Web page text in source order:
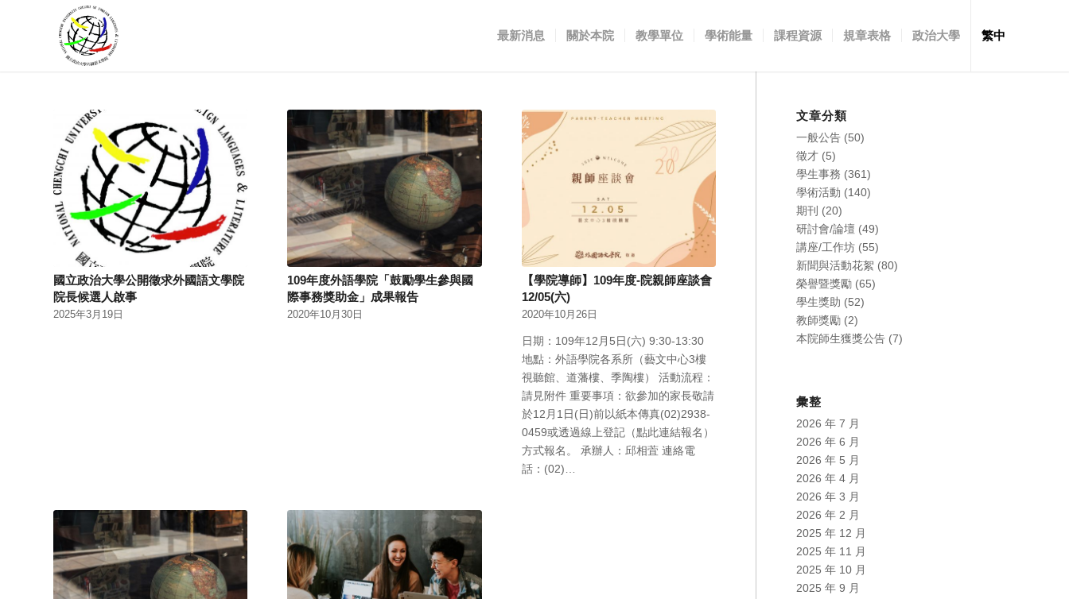
最新消息 關於本院 教學單位 學術能量 課程資源 規章表格 政治大學 繁中
國立政治大學公開徵求外國語文學院
院長候選人啟事
2025年3月19日
109年度外語學院「鼓勵學生參與國
際事務獎助金」成果報告
2020年10月30日
【學院導師】109年度-院親師座談會
12/05(六)
2020年10月26日
日期：109年12月5日(六) 9:30-13:30
地點：外語學院各系所（藝文中心3樓
視聽館、道藩樓、季陶樓） 活動流程：
請見附件 重要事項：欲參加的家長敬請
於12月1日(日)前以紙本傳真(02)2938-
0459或透過線上登記（點此連結報名）
方式報名。 承辦人：邱相萓 連絡電
話：(02)…
文章分類
一般公告 (50)
徵才 (5)
學生事務 (361)
學術活動 (140)
期刊 (20)
研討會/論壇 (49)
講座/工作坊 (55)
新聞與活動花絮 (80)
榮譽暨獎勵 (65)
學生獎助 (52)
教師獎勵 (2)
本院師生獲獎公告 (7)
彙整
2026 年 7 月
2026 年 6 月
2026 年 5 月
2026 年 4 月
2026 年 3 月
2026 年 2 月
2025 年 12 月
2025 年 11 月
2025 年 10 月
2025 年 9 月